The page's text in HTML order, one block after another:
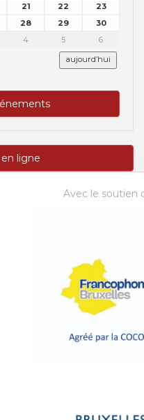
21 22
23
28 29
30
4 5 6
aujourd’hui
ligne
Avec le soutien